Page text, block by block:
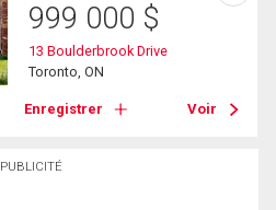
PUBLICITÉ
999 000 $
13 Boulderbrook Drive
Toronto, ON
Enregistrer Voir